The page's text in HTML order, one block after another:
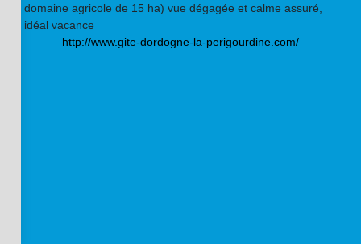
domaine agricole de 15 ha) vue dégagée et calme assuré,
idéal vacance
http://www.gite-dordogne-la-perigourdine.com/